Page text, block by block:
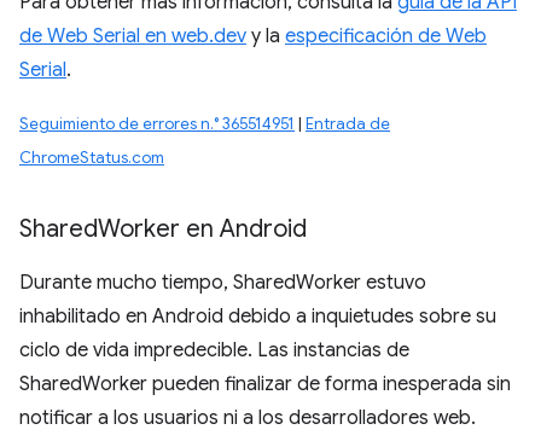
de Web Serial en web.dev y la especificación de Web
Serial.
Seguimiento de errores n.° 365514951 | Entrada de
ChromeStatus.com
SharedWorker en Android
Durante mucho tiempo, SharedWorker estuvo
inhabilitado en Android debido a inquietudes sobre su
ciclo de vida impredecible. Las instancias de
SharedWorker pueden finalizar de forma inesperada sin
notificar a los usuarios ni a los desarrolladores web.